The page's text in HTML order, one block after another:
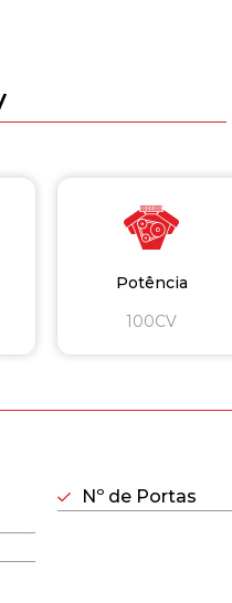
Potência
100CV
Nº de Portas